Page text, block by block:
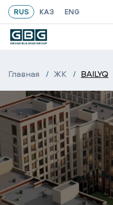
gtag('config', 'G-6CL5WZX6M0');
RUS
КАЗ ENG
Главная ЖК BAILYQ